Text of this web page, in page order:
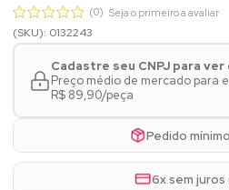
(0) Seja o primeiro a avaliar
(SKU): 0132243
Cadastre seu CNPJ para
Preço médio de mercado para
R$ 89,90/peça
Pedido
6x sem juros